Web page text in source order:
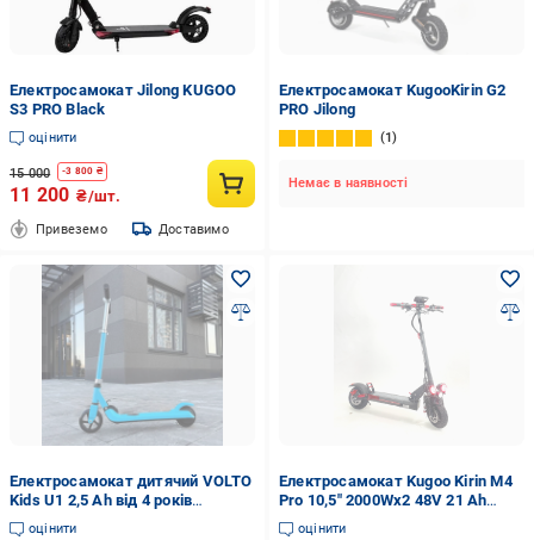
Електросамокат Jilong KUGOO
S3 PRO Black
оцінити
15 000 -3 800 ₴
11 200 ₴/шт.
Привеземо Доставимо
Електросамокат KugooKirin G2
PRO Jilong
1
Немає в наявності
Електросамокат дитячий VOLTO
Kids U1 2,5 Ah від 4 років
Блакитний (0112341)
оцінити
Електросамокат Kugoo Kirin M4
Pro 10,5" 2000Wx2 48V 21 Ah
повний привід (КМР4-4000)
оцінити